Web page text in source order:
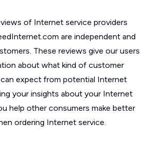
of Internet service providers
are independent and
These reviews give our users
about what kind of customer
expect from potential Internet
your insights about your Internet
help other consumers make better
ordering Internet service.